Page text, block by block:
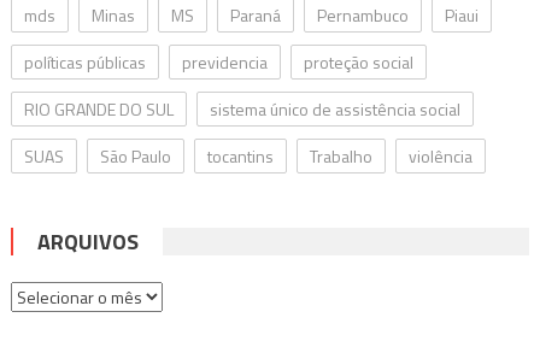
mds
Minas MS Paraná Pernambuco
Piaui
políticas públicas
previdencia
proteção social
RIO GRANDE DO SUL
sistema único de assistência social
SUAS
São Paulo tocantins Trabalho violência
ARQUIVOS
Arquivos